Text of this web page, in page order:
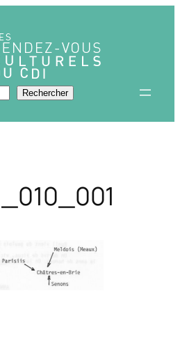
Rechercher